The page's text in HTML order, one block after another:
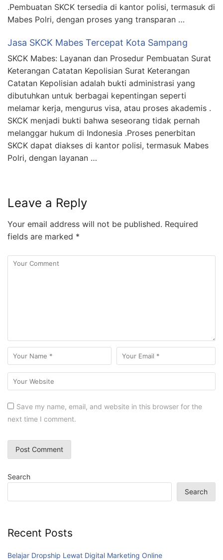
.Pembuatan SKCK tersedia di kantor polisi, termasuk di
Mabes Polri, dengan proses yang transparan …
Jasa SKCK Mabes Tercepat Kota Sampang
SKCK Mabes: Layanan dan Prosedur Pembuatan Surat
Keterangan Catatan Kepolisian Surat Keterangan
Catatan Kepolisian adalah bukti administrasi yang
dibutuhkan untuk berbagai kepentingan seperti
melamar kerja, mengurus visa, atau proses akademis .
SKCK menjadi bukti bahwa seseorang tidak pernah
melanggar hukum di Indonesia .Proses penerbitan
SKCK dapat diakses di kantor polisi, termasuk Mabes
Polri, dengan layanan …
Leave a Reply
Your email address will not be published. Required
fields are marked *
Save my name, email, and website in this browser for the
next time I comment.
Search
Search
Recent Posts
Belajar Dropship Lewat Digital Marketing Online